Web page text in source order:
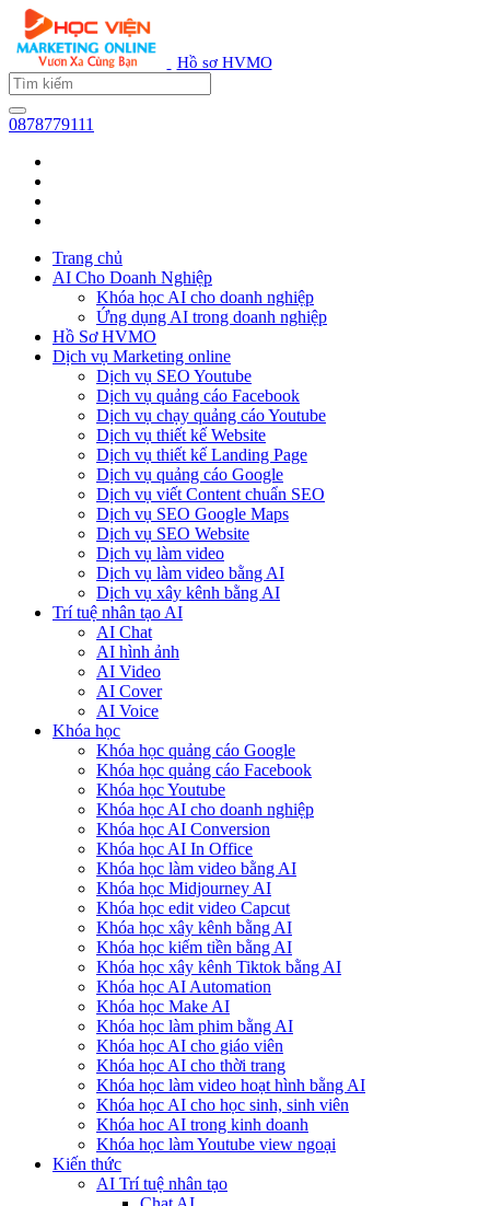
Hồ sơ HVMO
0878779111
Trang chủ
AI Cho Doanh Nghiệp
Khóa học AI cho doanh nghiệp
Ứng dụng AI trong doanh nghiệp
Hồ Sơ HVMO
Dịch vụ Marketing online
Dịch vụ SEO Youtube
Dịch vụ quảng cáo Facebook
Dịch vụ chạy quảng cáo Youtube
Dịch vụ thiết kế Website
Dịch vụ thiết kế Landing Page
Dịch vụ quảng cáo Google
Dịch vụ viết Content chuẩn SEO
Dịch vụ SEO Google Maps
Dịch vụ SEO Website
Dịch vụ làm video
Dịch vụ làm video bằng AI
Dịch vụ xây kênh bằng AI
Trí tuệ nhân tạo AI
AI Chat
AI hình ảnh
AI Video
AI Cover
AI Voice
Khóa học
Khóa học quảng cáo Google
Khóa học quảng cáo Facebook
Khóa học Youtube
Khóa học AI cho doanh nghiệp
Khóa học AI Conversion
Khóa học AI In Office
Khóa học làm video bằng AI
Khóa học Midjourney AI
Khóa học edit video Capcut
Khóa học xây kênh bằng AI
Khóa học kiếm tiền bằng AI
Khóa học xây kênh Tiktok bằng AI
Khóa học AI Automation
Khóa học Make AI
Khóa học làm phim bằng AI
Khóa học AI cho giáo viên
Khóa học AI cho thời trang
Khóa học làm video hoạt hình bằng AI
Khóa học AI cho học sinh, sinh viên
Khóa hoc AI trong kinh doanh
Khóa học làm Youtube view ngoại
Kiến thức
AI Trí tuệ nhân tạo